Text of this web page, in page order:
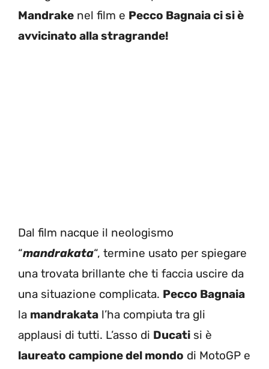
Mandrake nel film e Pecco Bagnaia ci si è
avvicinato alla stragrande!
Dal film nacque il neologismo
“mandrakata“, termine usato per spiegare
una trovata brillante che ti faccia uscire da
una situazione complicata. Pecco Bagnaia
la mandrakata l’ha compiuta tra gli
applausi di tutti. L’asso di Ducati si è
laureato campione del mondo di MotoGP e